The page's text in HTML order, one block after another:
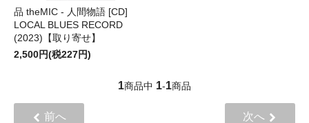
品 theMIC - 人間物語 [CD]
LOCAL BLUES RECORD
(2023)【取り寄せ】
2,500円(税227円)
1商品中 1-1商品
前へ 次へ